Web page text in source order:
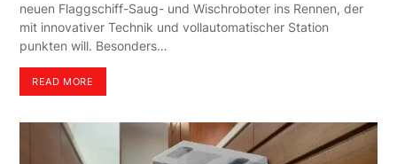
neuen Flaggschiff-Saug- und Wischroboter ins Rennen, der
mit innovativer Technik und vollautomatischer Station
punkten will. Besonders…
READ MORE